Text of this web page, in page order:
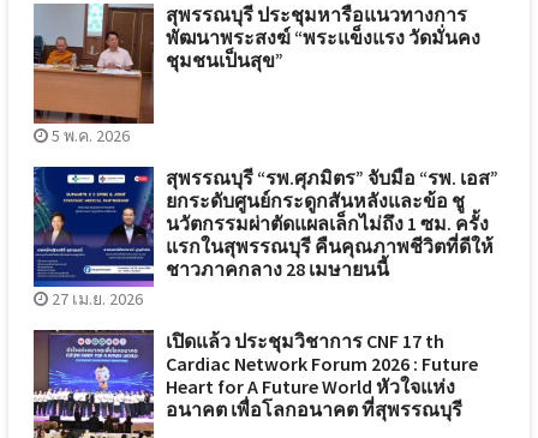
สุพรรณบุรี ประชุมหารือแนวทางการ
พัฒนาพระสงฆ์ “พระแข็งแรง วัดมั่นคง
ชุมชนเป็นสุข”
5 พ.ค. 2026
สุพรรณบุรี “รพ.ศุภมิตร” จับมือ “รพ. เอส”
ยกระดับศูนย์กระดูกสันหลังและข้อ ชู
นวัตกรรมผ่าตัดแผลเล็กไม่ถึง 1 ซม. ครั้ง
แรกในสุพรรณบุรี คืนคุณภาพชีวิตที่ดีให้
ชาวภาคกลาง 28 เมษายนนี้
27 เม.ย. 2026
เปิดแล้ว ประชุมวิชาการ CNF 17 th
Cardiac Network Forum 2026 : Future
Heart for A Future World หัวใจแห่ง
อนาคต เพื่อโลกอนาคต ที่สุพรรณบุรี